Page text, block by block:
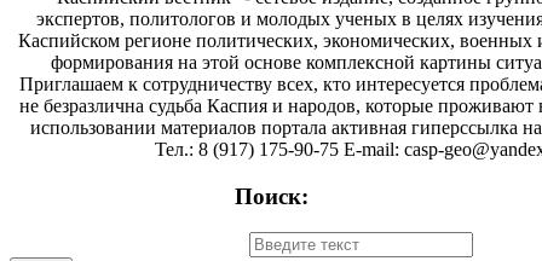
экспертов, политологов и молодых ученых в целях
Каспийском регионе политических, экономических, военных
формирования на этой основе комплексной картины
Приглашаем к сотрудничеству всех, кто интересуется
не безразлична судьба Каспия и народов, которые проживают
использовании материалов портала активная гиперссылка на
Тел.: 8 (917) 175-90-75 E-mail: casp-
Поиск: